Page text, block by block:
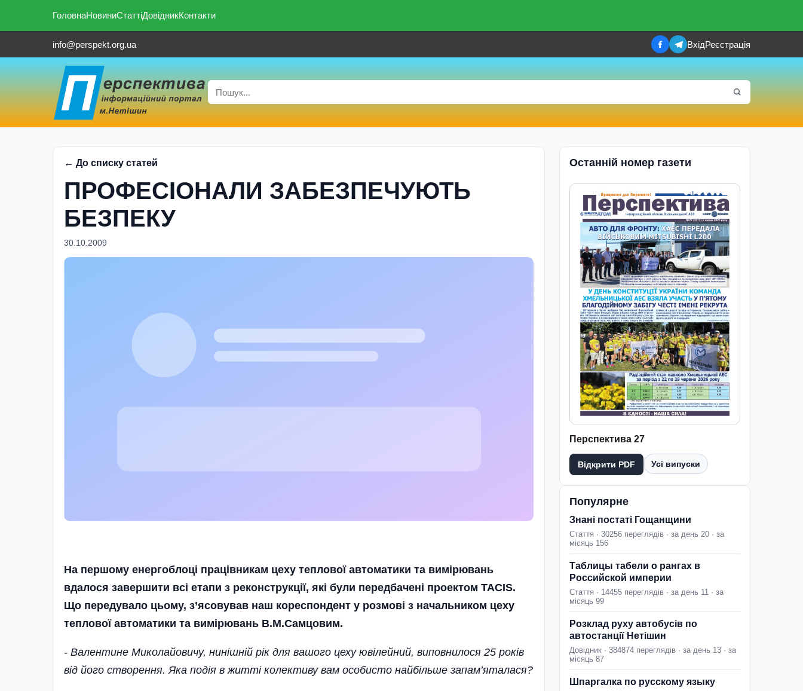
ГоловнаНовиниСтаттіДовідникКонтакти
info@perspekt.org.ua ВхідРеєстрація
← До списку статей
ПРОФЕСІОНАЛИ ЗАБЕЗПЕЧУЮТЬ
БЕЗПЕКУ
30.10.2009
На першому енергоблоці працівникам цеху теплової автоматики та вимірювань
вдалося завершити всі етапи з реконструкції, які були передбачені проектом TACIS.
Що передувало цьому, з’ясовував наш кореспондент у розмові з начальником цеху
теплової автоматики та вимірювань В.М.Самцовим.
- Валентине Миколайовичу, нинішній рік для вашого цеху ювілейний, виповнилося 25 років
від його створення. Яка подія в житті колективу вам особисто найбільше запам’яталася?
Останній номер газети
Перспектива 27
Відкрити PDF Усі випуски
Популярне
Знані постаті Гощанщини
Стаття · 30256 переглядів · за день 20 · за
місяць 156
Таблицы табели о рангах в
Российской империи
Стаття · 14455 переглядів · за день 11 · за
місяць 99
Розклад руху автобусів по
автостанції Нетішин
Довідник · 384874 переглядів · за день 13 · за
місяць 87
Шпаргалка по русскому языку